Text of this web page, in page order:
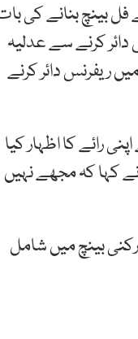
بینچ بنانے کی
کرنے سے عدلیہ
ریفرنس دائر کرنے
رائے کا اظہار کیا
نے کہا کہ مجھے نہیں
بینچ میں شامل